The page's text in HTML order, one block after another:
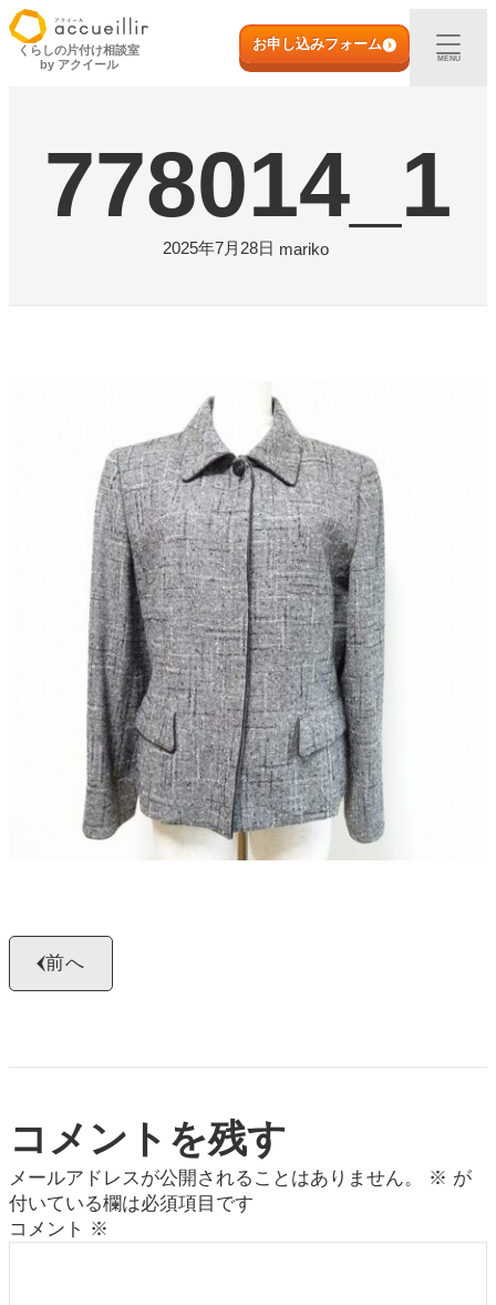
内
容
初めての方へ
宅配買取
店頭買取
ご利用実例
店舗一覧
よくある質問
お問い合わせ
0120-29-5302
受付時間9:00〜18:00（年中無休※年末年始は除く）
お申し込みフォーム
くらしの片付け相談室
by アクイール
お申し込みフォーム
MENU
778014_1
2025年7月28日 mariko
前へ
コメントを残す
メールアドレスが公開されることはありません。 ※ が
付いている欄は必須項目です
コメント ※